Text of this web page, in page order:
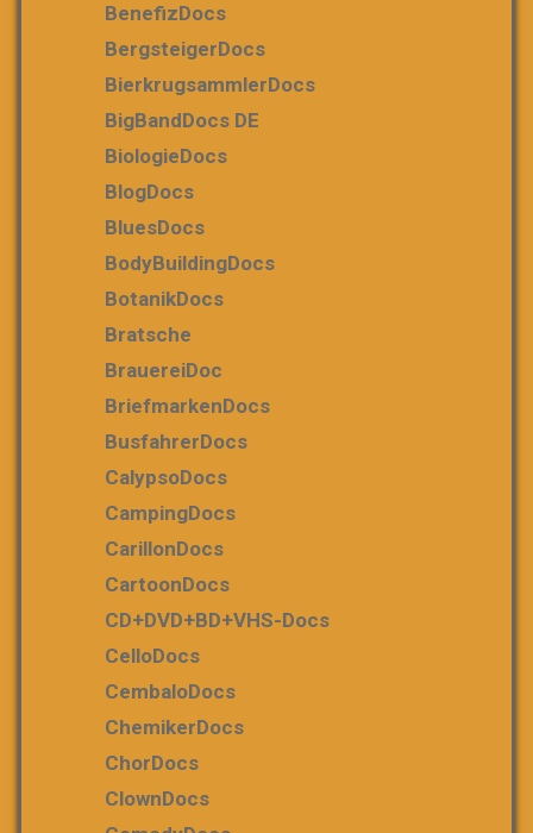
BenefizDocs
BergsteigerDocs
BierkrugsammlerDocs
BigBandDocs DE
BiologieDocs
BlogDocs
BluesDocs
BodyBuildingDocs
BotanikDocs
Bratsche
BrauereiDoc
BriefmarkenDocs
BusfahrerDocs
CalypsoDocs
CampingDocs
CarillonDocs
CartoonDocs
CD+DVD+BD+VHS-Docs
CelloDocs
CembaloDocs
ChemikerDocs
ChorDocs
ClownDocs